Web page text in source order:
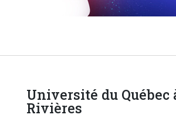
Université du Québec
Rivières